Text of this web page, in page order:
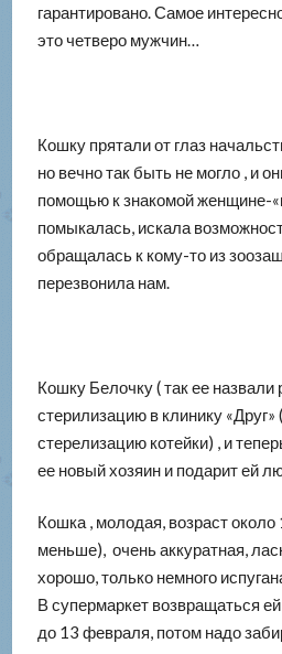
гарантировано. Самое
это четверо мужчин…
Кошку прятали от глаз
но вечно так быть не могло , и
помощью к знакомой женщине-
помыкалась, искала
обращалась к кому-то из
перезвонила нам.
Кошку Белочку ( так ее назвали
стерилизацию в клинику
стерелизацию котейки) , и
ее новый хозяин и подарит ей
Кошка , молодая, возраст около
меньше), очень аккуратная,
хорошо, только немного
В супермаркет возвращаться
до 13 февраля, потом надо